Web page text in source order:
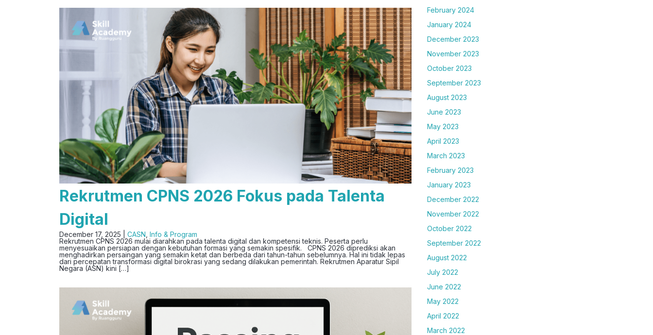
Rekrutmen CPNS 2026 Fokus pada Talenta
Digital
December 17, 2025 | CASN Info & Program
Rekrutmen CPNS 2026 mulai diarahkan pada talenta digital dan kompetensi teknis. Peserta perlu
menyesuaikan persiapan dengan kebutuhan formasi yang semakin spesifik. CPNS 2026 diprediksi akan
menghadirkan persaingan yang semakin ketat dan berbeda dari tahun-tahun sebelumnya. Hal ini tidak lepas
dari percepatan transformasi digital birokrasi yang sedang dilakukan pemerintah. Rekrutmen Aparatur Sipil
Negara (ASN) kini […]
February 2024
January 2024
December 2023
November 2023
October 2023
September 2023
August 2023
June 2023
May 2023
April 2023
March 2023
February 2023
January 2023
December 2022
November 2022
October 2022
September 2022
August 2022
July 2022
June 2022
May 2022
April 2022
March 2022